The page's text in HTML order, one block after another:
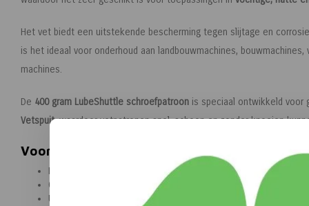
Het vet biedt een uitstekende bescherming tegen slijtage en
is het ideaal voor onderhoud aan landbouwmachines,
machines.
De 400 gram LubeShuttle schroefpatroon is speciaal ontwikkeld voor
Vetspuit, waardoor vetpatronen snel, schoon en zonder knoeien
Voordelen van Kroon-Oil Q-Lithep Grease
Hoogwaardig multifunctioneel lithiumvet
Geschikt voor zwaarbelaste lagers en draaipunten
Uitstekende Extreme Pressure (EP)-eigenschappen